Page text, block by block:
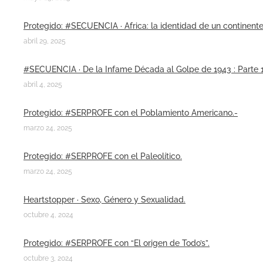
Protegido: #SECUENCIA · Africa: la identidad de un
abril 29, 2025
#SECUENCIA · De la Infame Década al Golpe de 1943 : Parte
abril 4, 2025
Protegido: #SERPROFE con el Poblamiento Americano.-
marzo 24, 2025
Protegido: #SERPROFE con el Paleolítico.
marzo 24, 2025
Heartstopper · Sexo, Género y Sexualidad.
octubre 4, 2024
Protegido: #SERPROFE con “El origen de Todo’s”.
octubre 3, 2024